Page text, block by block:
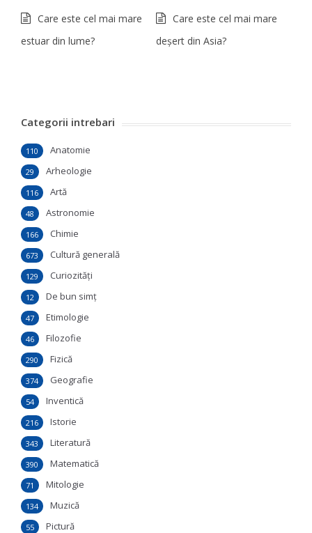
Care este cel mai mare
estuar din lume?
Care este cel mai mare
deşert din Asia?
Categorii intrebari
Anatomie
110
Arheologie
29
Artă
116
Astronomie
48
Chimie
166
Cultură generală
673
Curiozităţi
129
De bun simţ
12
Etimologie
47
Filozofie
46
Fizică
290
Geografie
374
Inventică
54
Istorie
216
Literatură
343
Matematică
390
Mitologie
71
Muzică
134
Pictură
55